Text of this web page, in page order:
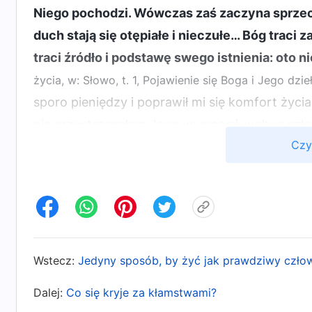
Niego pochodzi. Wówczas zaś zaczyna
duch stają się otępiałe i nieczułe… Bóg traci
traci źródło i podstawę swego istnienia: oto
życia, w: Słowo, t. 1, Pojawienie się Boga i Jego
sporo pieniędzy i poprawił mi się komfort
Gdy otworzyłem warsztat, zarabiałem z
nocy nigdy nie przybierze na wadze”,
bez nich nic nie możesz zrobić”, i innych
porzuciłem własne zasady, ignorując głos
uczynkach, nie mogłem siebie znieść i
Wstecz: Jedyny sposób, by żyć jak prawdziwy
Dalej: Co się kryje za kłamstwami?